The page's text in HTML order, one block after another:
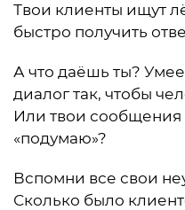
Твои клиенты ищут
быстро получить
А что даёшь ты?
диалог так, чтобы
Или твои сообщения
«подумаю»?
Вспомни все свои
Сколько было